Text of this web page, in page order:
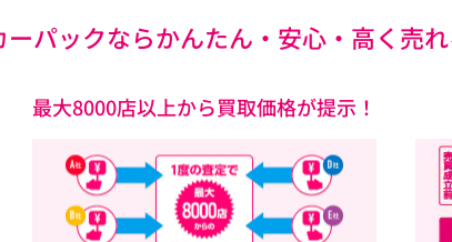
ーパックならかんたん・安心・高く売
最大8000店以上から買取価格が提示！